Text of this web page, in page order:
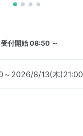
受付開始 08:50 ～
2026/8/13(木)21:00